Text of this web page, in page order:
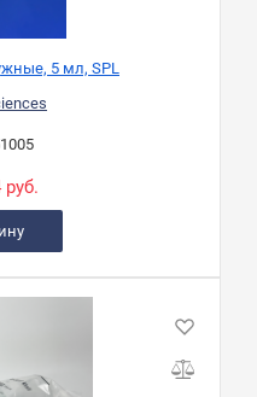
5 мл, SPL
руб.